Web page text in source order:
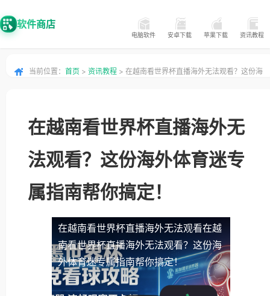
软件商店
电脑软件 安卓下载 苹果下载 资讯教程
当前位置： 首页 > 资讯教程 > 在越南看世界杯直播海外无法观看？这份海
在越南看世界杯直播海外无
法观看？这份海外体育迷专
属指南帮你搞定！
在越南看世界杯直播海外无法观看在越
南看世界杯直播海外无法观看？这份海
外体育迷专属指南帮你搞定！